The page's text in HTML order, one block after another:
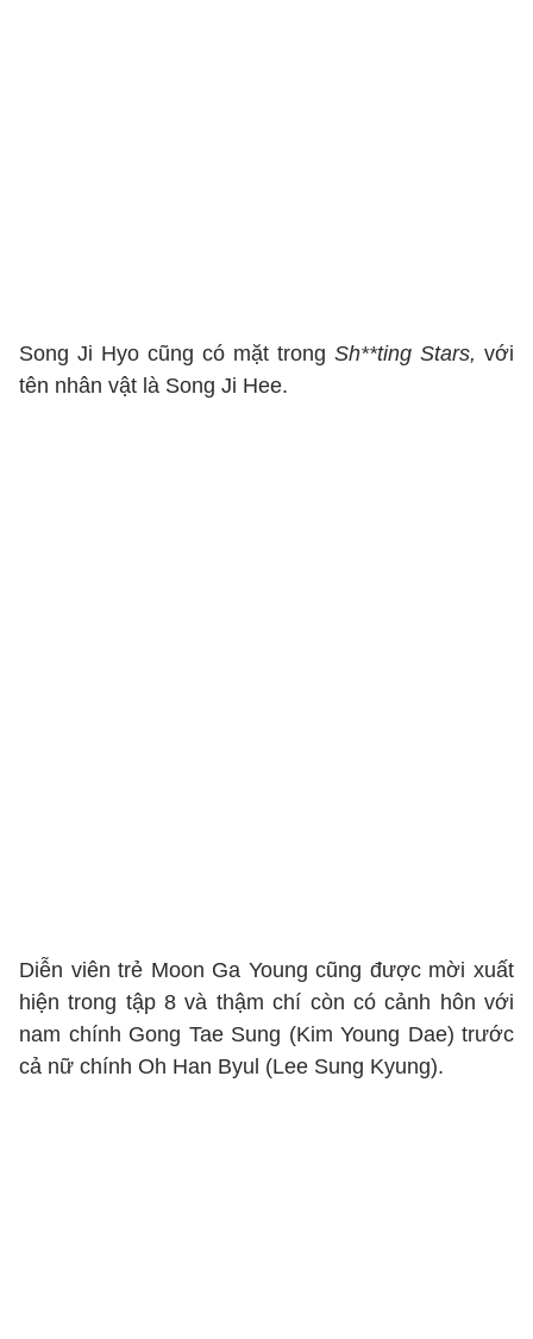
Song Ji Hyo cũng có mặt trong Sh**ting Stars, với
tên nhân vật là Song Ji Hee.
Diễn viên trẻ Moon Ga Young cũng được mời xuất
hiện trong tập 8 và thậm chí còn có cảnh hôn với
nam chính Gong Tae Sung (Kim Young Dae) trước
cả nữ chính Oh Han Byul (Lee Sung Kyung).